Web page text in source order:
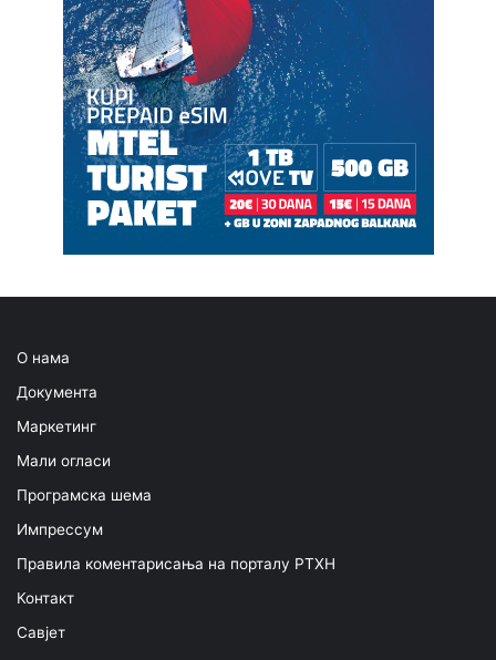
О нама
Документа
Маркетинг
Мали огласи
Програмска шема
Импрессум
Правила коментарисања на порталу РТХН
Контакт
Савјет